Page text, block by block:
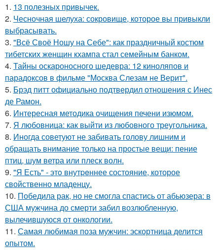
1. 13 полезных привычек.
2. Чесночная шелуха: сокровище, которое вы привыкли
выбрасывать.
3. "Всё Своё Ношу на Себе": как праздничный костюм
тибетских женщин кхампа стал семейным банком.
4. Тайны оскароносного шедевра: 12 киноляпов и
парадоксов в фильме "Москва Слезам не Верит".
5. Брэд питт официально подтвердил отношения с Инес
де Рамон.
6. Интересная методика очищения печени изюмом.
7. Я любовница: как выйти из любовного треугольника.
8. Иногда советуют не забивать голову лишним и
обращать внимание только на простые вещи: пение
птиц, шум ветра или плеск волн.
9. "Я Есть" - этo внутpeннее состояние, которое
свойственно младенцу.
10. Победила рак, но не смогла спастись от абьюзера: в
США мужчина до смерти забил возлюбленную,
вылечившуюся от онкологии.
11. Самая любимая поза мужчин: эскортница делится
опытом.